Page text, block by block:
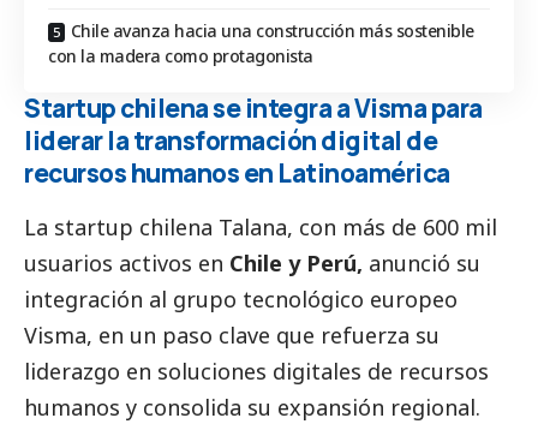
Chile avanza hacia una construcción más sostenible
con la madera como protagonista
Startup chilena se integra a Visma para
liderar la transformación digital de
recursos humanos en Latinoamérica
La startup chilena Talana, con más de 600 mil
usuarios activos en Chile y Perú, anunció su
integración al grupo tecnológico europeo
Visma, en un paso clave que refuerza su
liderazgo en soluciones digitales de recursos
humanos y consolida su expansión regional.